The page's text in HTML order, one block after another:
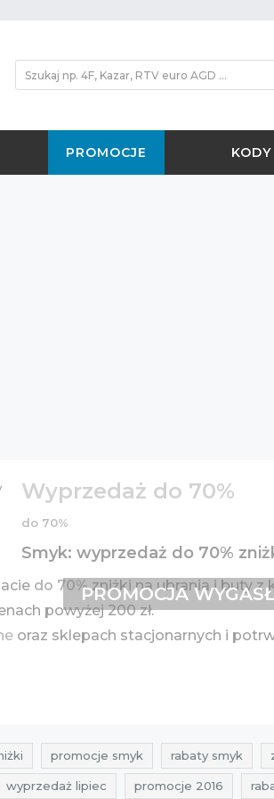
PROMOCJE
Wyprzedaż do 70%
do 70%
Smyk: wyprzedaż do 70%
do 70%zniżki na ubrania i buty z
powyżej 200 zł.
oraz sklepach stacjonarnych i
PROMOCJA
promocje smyk rabaty smyk
wyprzedaż lipiec promocje 2016